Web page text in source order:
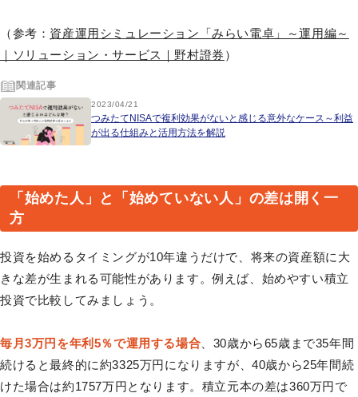
（参考： 資産運用シミュレーション「みらい電卓」～運用編～
｜ソリューション・サービス｜野村證券 ）
関連記事
2023/04/21
つみたてNISAで複利効果がないと感じる意外なケース～利益
が出る仕組みと活用方法を解説
「始めた人」と「始めていない人」の差は開く一
方
投資を始めるタイミングが10年違うだけで、将来の資産額に大
きな差が生まれる可能性があります。例えば、始めやすい積立
投資で比較してみましょう。
毎月3万円を年利5％で運用する場合 、30歳から65歳まで35年間
続けると最終的に約3325万円になりますが、40歳から25年間続
けた場合は約1757万円となります。積立元本の差は360万円で